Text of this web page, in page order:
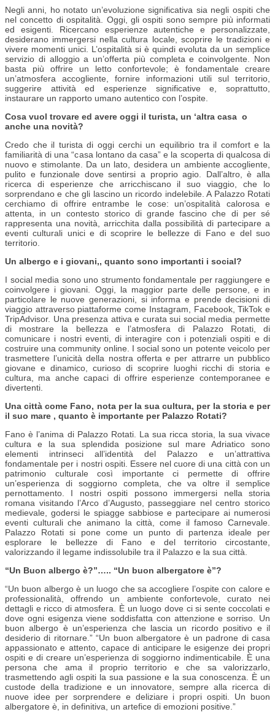
Negli anni, ho notato un’evoluzione significativa sia negli ospiti che
nel concetto di ospitalità. Oggi, gli ospiti sono sempre più informati
ed esigenti. Ricercano esperienze autentiche e personalizzate,
desiderano immergersi nella cultura locale, scoprire le tradizioni e
vivere momenti unici. L’ospitalità si è quindi evoluta da un semplice
servizio di alloggio a un’offerta più completa e coinvolgente. Non
basta più offrire un letto confortevole; è fondamentale creare
un’atmosfera accogliente, fornire informazioni utili sul territorio,
suggerire attività ed esperienze significative e, soprattutto,
instaurare un rapporto umano autentico con l’ospite.
Cosa vuol trovare ed avere oggi il turista, un ‘altra casa o
anche una novità?
Credo che il turista di oggi cerchi un equilibrio tra il comfort e la
familiarità di una “casa lontano da casa” e la scoperta di qualcosa di
nuovo e stimolante. Da un lato, desidera un ambiente accogliente,
pulito e funzionale dove sentirsi a proprio agio. Dall’altro, è alla
ricerca di esperienze che arricchiscano il suo viaggio, che lo
sorprendano e che gli lascino un ricordo indelebile. A Palazzo Rotati
cerchiamo di offrire entrambe le cose: un’ospitalità calorosa e
attenta, in un contesto storico di grande fascino che di per sé
rappresenta una novità, arricchita dalla possibilità di partecipare a
eventi culturali unici e di scoprire le bellezze di Fano e del suo
territorio.
Un albergo e i giovani,, quanto sono importanti i social?
I social media sono uno strumento fondamentale per raggiungere e
coinvolgere i giovani. Oggi, la maggior parte delle persone, e in
particolare le nuove generazioni, si informa e prende decisioni di
viaggio attraverso piattaforme come Instagram, Facebook, TikTok e
TripAdvisor. Una presenza attiva e curata sui social media permette
di mostrare la bellezza e l’atmosfera di Palazzo Rotati, di
comunicare i nostri eventi, di interagire con i potenziali ospiti e di
costruire una community online. I social sono un potente veicolo per
trasmettere l’unicità della nostra offerta e per attrarre un pubblico
giovane e dinamico, curioso di scoprire luoghi ricchi di storia e
cultura, ma anche capaci di offrire esperienze contemporanee e
divertenti.
Una città come Fano, nota per la sua cultura, per la storia e per
il suo mare , quanto è importante per Palazzo Rotati?
Fano è l’anima di Palazzo Rotati. La sua ricca storia, la sua vivace
cultura e la sua splendida posizione sul mare Adriatico sono
elementi intrinseci all’identità del Palazzo e un’attrattiva
fondamentale per i nostri ospiti. Essere nel cuore di una città con un
patrimonio culturale così importante ci permette di offrire
un’esperienza di soggiorno completa, che va oltre il semplice
pernottamento. I nostri ospiti possono immergersi nella storia
romana visitando l’Arco d’Augusto, passeggiare nel centro storico
medievale, godersi le spiagge sabbiose e partecipare ai numerosi
eventi culturali che animano la città, come il famoso Carnevale.
Palazzo Rotati si pone come un punto di partenza ideale per
esplorare le bellezze di Fano e del territorio circostante,
valorizzando il legame indissolubile tra il Palazzo e la sua città.
“Un Buon albergo è?”….. “Un buon albergatore è”?
“Un buon albergo è un luogo che sa accogliere l’ospite con calore e
professionalità, offrendo un ambiente confortevole, curato nei
dettagli e ricco di atmosfera. È un luogo dove ci si sente coccolati e
dove ogni esigenza viene soddisfatta con attenzione e sorriso. Un
buon albergo è un’esperienza che lascia un ricordo positivo e il
desiderio di ritornare.” “Un buon albergatore è un padrone di casa
appassionato e attento, capace di anticipare le esigenze dei propri
ospiti e di creare un’esperienza di soggiorno indimenticabile. È una
persona che ama il proprio territorio e che sa valorizzarlo,
trasmettendo agli ospiti la sua passione e la sua conoscenza. È un
custode della tradizione e un innovatore, sempre alla ricerca di
nuove idee per sorprendere e deliziare i propri ospiti. Un buon
albergatore è, in definitiva, un artefice di emozioni positive.”